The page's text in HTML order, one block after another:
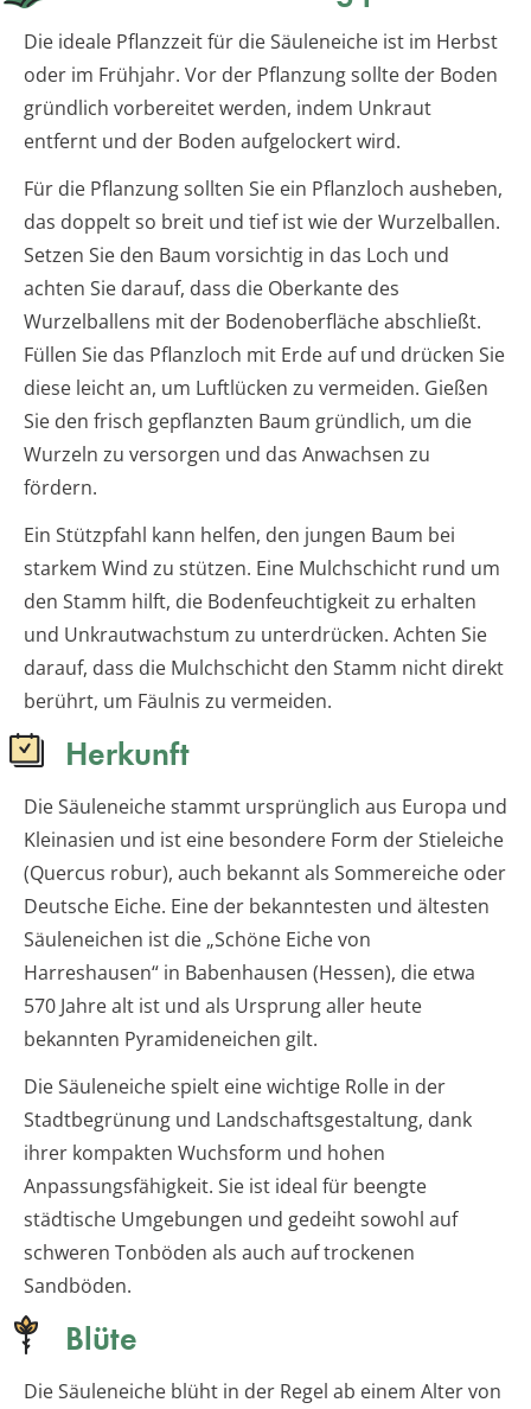
Die ideale Pflanzzeit für die Säuleneiche ist im Herbst
oder im Frühjahr. Vor der Pflanzung sollte der Boden
gründlich vorbereitet werden, indem Unkraut
entfernt und der Boden aufgelockert wird.
Für die Pflanzung sollten Sie ein Pflanzloch ausheben,
das doppelt so breit und tief ist wie der Wurzelballen.
Setzen Sie den Baum vorsichtig in das Loch und
achten Sie darauf, dass die Oberkante des
Wurzelballens mit der Bodenoberfläche abschließt.
Füllen Sie das Pflanzloch mit Erde auf und drücken Sie
diese leicht an, um Luftlücken zu vermeiden. Gießen
Sie den frisch gepflanzten Baum gründlich, um die
Wurzeln zu versorgen und das Anwachsen zu
fördern.
Ein Stützpfahl kann helfen, den jungen Baum bei
starkem Wind zu stützen. Eine Mulchschicht rund um
den Stamm hilft, die Bodenfeuchtigkeit zu erhalten
und Unkrautwachstum zu unterdrücken. Achten Sie
darauf, dass die Mulchschicht den Stamm nicht direkt
berührt, um Fäulnis zu vermeiden.
Herkunft
Die Säuleneiche stammt ursprünglich aus Europa und
Kleinasien und ist eine besondere Form der Stieleiche
(Quercus robur), auch bekannt als Sommereiche oder
Deutsche Eiche. Eine der bekanntesten und ältesten
Säuleneichen ist die „Schöne Eiche von
Harreshausen“ in Babenhausen (Hessen), die etwa
570 Jahre alt ist und als Ursprung aller heute
bekannten Pyramideneichen gilt.
Die Säuleneiche spielt eine wichtige Rolle in der
Stadtbegrünung und Landschaftsgestaltung, dank
ihrer kompakten Wuchsform und hohen
Anpassungsfähigkeit. Sie ist ideal für beengte
städtische Umgebungen und gedeiht sowohl auf
schweren Tonböden als auch auf trockenen
Sandböden.
Blüte
Die Säuleneiche blüht in der Regel ab einem Alter von